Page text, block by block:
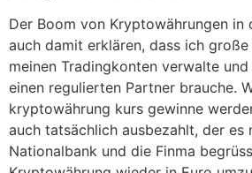
Der Boom von Kryptowährungen in
auch damit erklären, dass ich große
meinen Tradingkonten verwalte
einen regulierten Partner brauche.
kryptowährung kurs gewinne
auch tatsächlich ausbezahlt, der es
Nationalbank und die Finma